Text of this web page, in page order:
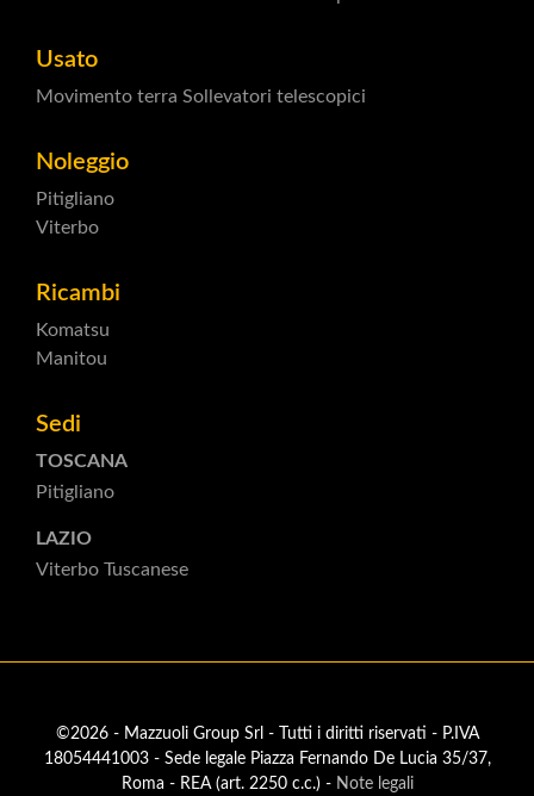
Usato
Movimento terra Sollevatori telescopici
Noleggio
Pitigliano
Viterbo
Ricambi
Komatsu
Manitou
Sedi
TOSCANA
Pitigliano
LAZIO
Viterbo Tuscanese
©2026 - Mazzuoli Group Srl - Tutti i diritti riservati - P.IVA
18054441003 - Sede legale Piazza Fernando De Lucia 35/37,
Roma - REA (art. 2250 c.c.) - Note legali